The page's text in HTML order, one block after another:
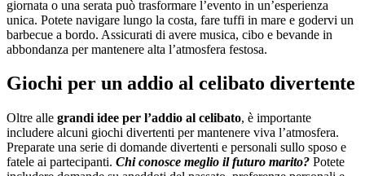
giornata o una serata può trasformare l’evento in un’esperienza
unica. Potete navigare lungo la costa, fare tuffi in mare e godervi un
barbecue a bordo. Assicurati di avere musica, cibo e bevande in
abbondanza per mantenere alta l’atmosfera festosa.
Giochi per un addio al celibato divertente
Oltre alle grandi idee per l’addio al celibato, è importante
includere alcuni giochi divertenti per mantenere viva l’atmosfera.
Preparate una serie di domande divertenti e personali sullo sposo e
fatele ai partecipanti. Chi conosce meglio il futuro marito? Potete